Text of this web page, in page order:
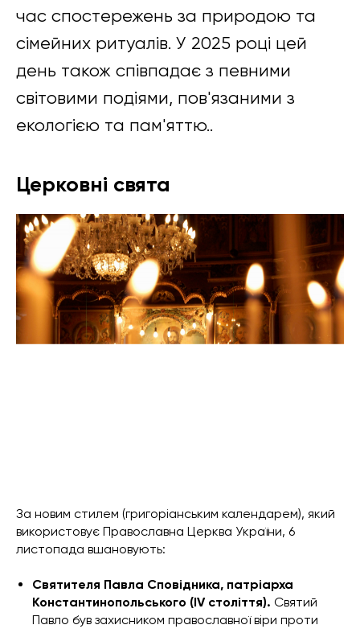
час спостережень за природою та
сімейних ритуалів. У 2025 році цей
день також співпадає з певними
світовими подіями, пов'язаними з
екологією та пам'яттю..
Церковні свята
За новим стилем (григоріанським календарем), який
використовує Православна Церква України, 6
листопада вшановують:
Святителя Павла Сповідника, патріарха
Константинопольського (IV століття). Святий
Павло був захисником православної віри проти